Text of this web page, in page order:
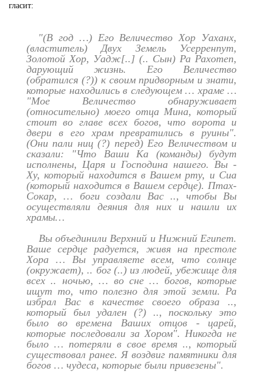
гласит:
"(В год …) Его Величество Хор Уаханх,
(властитель) Двух Земель Усерренпут,
Золотой Хор, Уадж[..] (.. Сын) Ра Рахотеп,
дарующий жизнь. Его Величество
(обратился (?)) к своим придворным и знати,
которые находились в следующем … храме …
"Мое Величество обнаруживает
(относительно) моего отца Мина, который
стоит во главе всех богов, что ворота и
двери в его храм превратились в руины".
(Они пали ниц (?) перед) Его Величеством и
сказали: "Что Ваши Ка (команды) будут
исполнены, Царя и Господина нашего. Вы -
Ху, который находится в Вашем рту, и Сиа
(который находится в Вашем сердце). Птах-
Сокар, … боги создали Вас .., чтобы Вы
осуществляли деяния для них и нашли их
храмы…
Вы объединили Верхний и Нижний Египет.
Ваше сердце радуется, живя на престоле
Хора … Вы управляете всем, что солнце
(окружает), .. бог (..) из людей, убежище для
всех .. ночью, … во сне … богов, которые
ищут то, что полезно для этой земли. Ра
избрал Вас в качестве своего образа ..,
который был удален (?) .., поскольку это
было во времена Ваших отцов - царей,
которые последовали за Хором". Никогда не
было … потеряли в свое время .., который
существовал ранее. Я воздвиг памятники для
богов … чудеса, которые были привезены".